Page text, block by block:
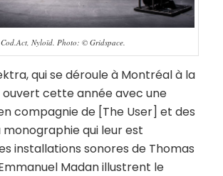
Cod.Act, Nyloïd. Photo: © Gridspace.
qui se déroule à Montréal à la
ouvert cette année avec une
compagnie de [The User] et des
qui leur est
installations sonores de Thomas
Madan illustrent le